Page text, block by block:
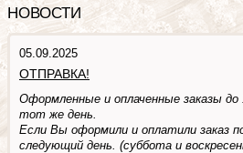
НОВОСТИ
05.09.2025
ОТПРАВКА!
Оформленные и оплаченные заказы
тот же день.
Если Вы оформили и оплатили заказ
следующий день. (суббота и